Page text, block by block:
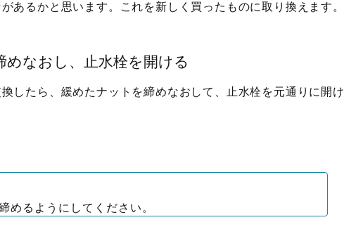
あるかと思います。これを新しく買ったものに取り換えます。
なおし、止水栓を開ける
したら、緩めたナットを締めなおして、止水栓を元通りに開け
めるようにしてください。